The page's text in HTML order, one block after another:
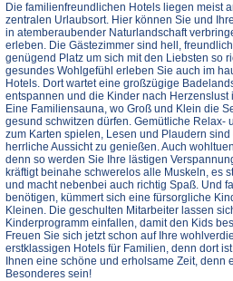
Die familienfreundlichen Hotels liegen meist
zentralen Urlaubsort. Hier können Sie und
in atemberaubender Naturlandschaft
erleben. Die Gästezimmer sind hell,
genügend Platz um sich mit den Liebsten so
gesundes Wohlgefühl erleben Sie auch im
Hotels. Dort wartet eine großzügige
entspannen und die Kinder nach Herzenslust
Eine Familiensauna, wo Groß und Klein die
gesund schwitzen dürfen. Gemütliche Relax-
zum Karten spielen, Lesen und Plaudern
herrliche Aussicht zu genießen. Auch
denn so werden Sie Ihre lästigen
kräftigt beinahe schwerelos alle Muskeln, es
und macht nebenbei auch richtig Spaß. Und
benötigen, kümmert sich eine fürsorgliche
Kleinen. Die geschulten Mitarbeiter lassen
Kinderprogramm einfallen, damit den Kids
Freuen Sie sich jetzt schon auf Ihre
erstklassigen Hotels für Familien, denn dort
Ihnen eine schöne und erholsame Zeit,
Besonderes sein!